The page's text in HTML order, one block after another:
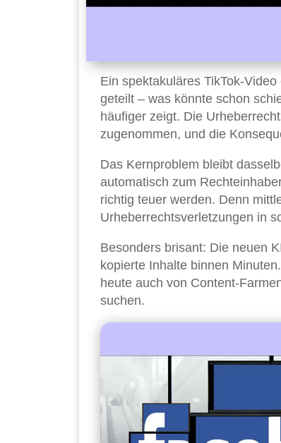
Ein spektakuläres TikTok-
geteilt – was könnte schon
häufiger zeigt. Die
zugenommen, und die
Das Kernproblem bleibt
automatisch zum
richtig teuer werden. Denn
Urheberrechtsverletzungen in
Besonders brisant: Die neuen
kopierte Inhalte binnen
heute auch von Content-
suchen.